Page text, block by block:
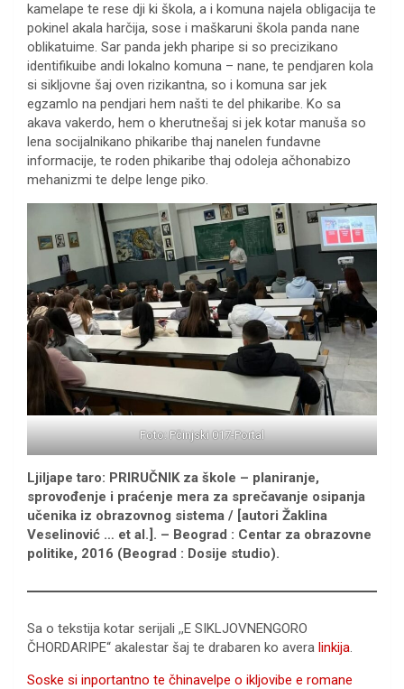
kamelape te rese dji ki škola, a i komuna najela obligacija te
pokinel akala harčija, sose i maškaruni škola panda nane
oblikatuime. Sar panda jekh pharipe si so precizikano
identifikuibe andi lokalno komuna – nane, te pendjaren kola
si sikljovne šaj oven rizikantna, so i komuna sar jek
egzamlo na pendjari hem našti te del phikaribe. Ko sa
akava vakerdo, hem o kherutnešaj si jek kotar manuša so
lena socijalnikano phikaribe thaj nanelen fundavne
informacije, te roden phikaribe thaj odoleja ačhonabizo
mehanizmi te delpe lenge piko.
Foto: Pčinjski 017-Portal
Ljiljape taro: PRIRUČNIK za škole – planiranje,
sprovođenje i praćenje mera za sprečavanje osipanja
učenika iz obrazovnog sistema / [autori Žaklina
Veselinović … et al.]. – Beograd : Centar za obrazovne
politike, 2016 (Beograd : Dosije studio).
Sa o tekstija kotar serijali ,,E SIKLJOVNENGORO
ČHORDARIPE“ akalestar šaj te drabaren ko avera linkija.
Soske si inportantno te čhinavelpe o ikljovibe e romane